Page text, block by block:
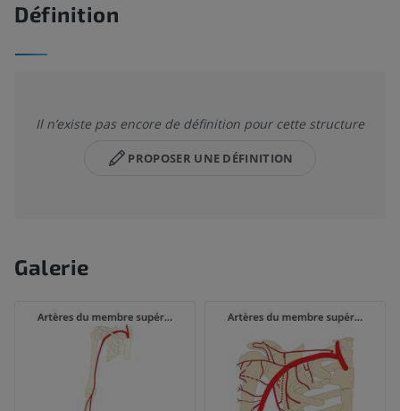
Définition
Il n’existe pas encore de définition pour cette structure
PROPOSER UNE DÉFINITION
Galerie